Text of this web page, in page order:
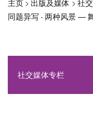
主页> 出版及媒体 > 社
同题异写 ‧ 两种风景 —
社交媒体专栏